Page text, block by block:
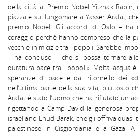
della città al Premio Nobel Yitzhak
piazzale sul lungomare a Yasser Arafat,
premio Nobel. Gli accordi di Oslo –
coraggio perché hanno compreso che la
vecchie inimicizie tra i popoli. Sarebbe
– ha concluso – che si possa tornare
duratura pace tra i popoli». Molta acqua
speranze di pace e dal ritornello dei
nell’ultima parte della sua vita, piuttosto
Arafat è stato l’uomo che ha rifiutato un
rigettando a Camp David la generosa
israeliano Ehud Barak, che gli offriva
palestinese in Cisgiordania e a Gaza. A